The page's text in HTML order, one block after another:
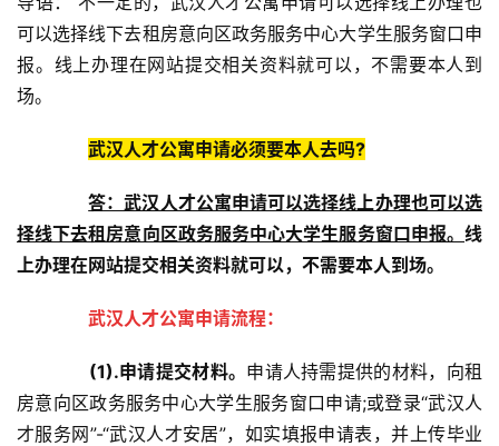
可以选择线下去租房意向区政务服务中心大学生服务窗口申
报。线上办理在网站提交相关资料就可以，不需要本人到
场。
武汉人才公寓申请必须要本人去吗?
答：武汉人才公寓申请可以选择线上办理也可以选
择线下去租房意向区政务服务中心大学生服务窗口申报。 线
上办理在网站提交相关资料就可以，不需要本人到场。
武汉人才公寓申请流程：
(1).申请提交材料。 申请人持需提供的材料，向租
房意向区政务服务中心大学生服务窗口申请;或登录“武汉人
才服务网”-“武汉人才安居”，如实填报申请表，并上传毕业